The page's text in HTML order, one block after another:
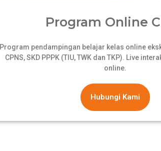
Program Online
Program pendampingan belajar kelas online
CPNS, SKD PPPK (TIU, TWK dan TKP). Live
online.
Hubungi Kami